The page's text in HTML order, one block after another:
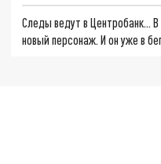
Следы ведут в Центробанк…
новый персонаж. И он уже в